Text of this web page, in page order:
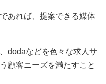
あれば、提案できる媒体
dodaなどを色々な求人サ
顧客ニーズを満たすこと